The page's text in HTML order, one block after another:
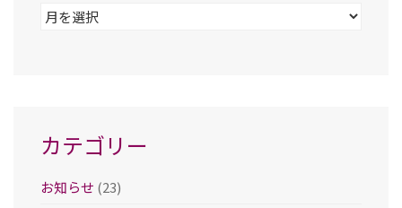
ア
カテゴリー
お知らせ (23)